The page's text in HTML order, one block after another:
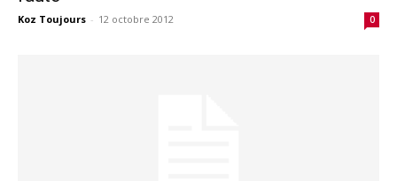
Koz Toujours - 12 octobre 2012 0